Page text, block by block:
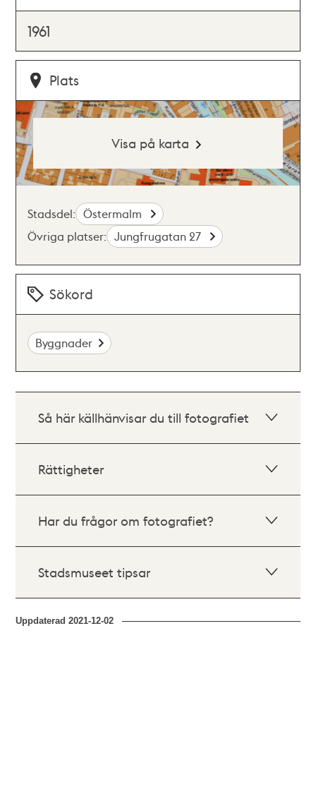
1961
Plats
Visa på karta
Stadsdel: Östermalm
Övriga platser: Jungfrugatan 27
Sökord
Byggnader
Så här källhänvisar du till fotografiet
Rättigheter
Har du frågor om fotografiet?
Stadsmuseet tipsar
Uppdaterad2021-12-02